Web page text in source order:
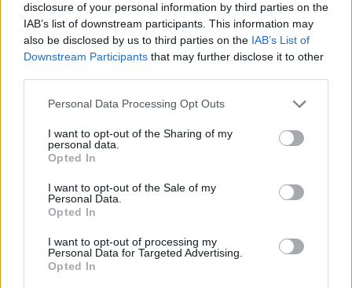
disclosure of your personal information by third parties on the
IAB’s list of downstream participants. This information may
also be disclosed by us to third parties on the IAB’s List of
Downstream Participants that may further disclose it to other
Please note that this website/app uses one or more Google
not limited to your visit or usage behaviour. You may click to
grant or deny consent to Google and its third-party tags to
use your data for below specified purposes in below Google
consent section.
Personal Data Processing Opt Outs
I want to opt-out of the Sharing of my
personal data.
Opted In
I want to opt-out of the Sale of my
Personal Data.
Opted In
I want to opt-out of processing my
Personal Data for Targeted Advertising.
Opted In
Petrolio in calo: Brent a 91,82$, ribassi a due cifre per greggio
NEWS